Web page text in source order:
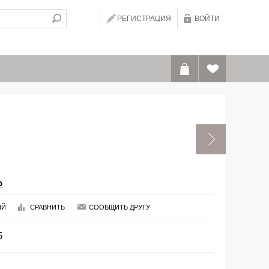
РЕГИСТРАЦИЯ ВОЙТИ
СРАВНИТЬ СООБЩИТЬ ДРУГУ